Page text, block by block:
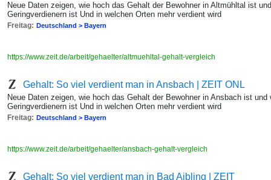
Neue Daten zeigen, wie hoch das Gehalt der Bewohner in Altmühltal ist
Geringverdienern ist Und in welchen Orten mehr verdient wird
Freitag: Deutschland > Bayern
https://www.zeit.de/arbeit/gehaelter/altmuehltal-gehalt-vergleich
Gehalt: So viel verdient man in Ansbach | ZEIT ONL
Neue Daten zeigen, wie hoch das Gehalt der Bewohner in Ansbach ist
Geringverdienern ist Und in welchen Orten mehr verdient wird
Freitag: Deutschland > Bayern
https://www.zeit.de/arbeit/gehaelter/ansbach-gehalt-vergleich
Gehalt: So viel verdient man in Bad Aibling | ZEIT